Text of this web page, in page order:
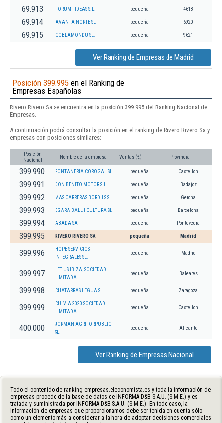
69.913 FORUM FIDEAS S.L. pequeña 4618
69.914 AVANTA NORTE SL pequeña 6920
69.915 COBLAMONDU SL. pequeña 9621
Ver Ranking de Empresas de Madrid
Posición 399.995 en el Ranking de
Empresas Españolas
Rivero Rivero Sa se encuentra en la posición 399.995 del Ranking Nacional de
Empresas.
A continuación podrá consultar la posición en el ranking de Rivero Rivero Sa y
empresas con posiciones similares:
Posición
Nacional
Nombre de la empresa Ventas (€) Provincia
399.990 FONTANERIA COROGAL SL pequeña Castellon
399.991 DON BENITO MOTOR S.L. pequeña Badajoz
399.992 MAS CARRERAS BORDILS SL pequeña Gerona
399.993 EGARA BALL I CULTURA SL pequeña Barcelona
399.994 ABADA SA pequeña Pontevedra
399.995 RIVERO RIVERO SA pequeña Madrid
399.996
HOPE SERVICIOS
INTEGRALES SL.
pequeña Madrid
399.997
LET US IBIZA, SOCIEDAD
LIMITADA.
pequeña Baleares
399.998 CHATARRAS LEGUA SL pequeña Zaragoza
399.999
CULVIA 2020 SOCIEDAD
LIMITADA.
pequeña Castellon
400.000
JORMAN AGRIFORPUBLIC
SL.
pequeña Alicante
Ver Ranking de Empresas Nacional
Todo el contenido de ranking-empresas.eleconomista.es y toda la información de
empresas procede de la base de datos de INFORMA D&B S.A.U. (S.M.E.) y es
tratada y suministrada por INFORMA D&B S.A.U. (S.M.E.). En todo caso, la
información de empresas que proporcionamos debe ser tenida en cuenta sólo
como un elemento más a considerar a la hora de adoptar decisiones comerciales